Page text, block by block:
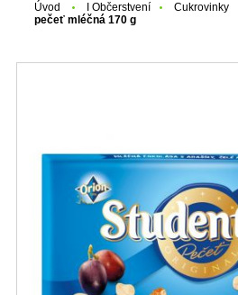
Úvod I Občerstvení Cukrovinky
pečeť mléčná 170 g